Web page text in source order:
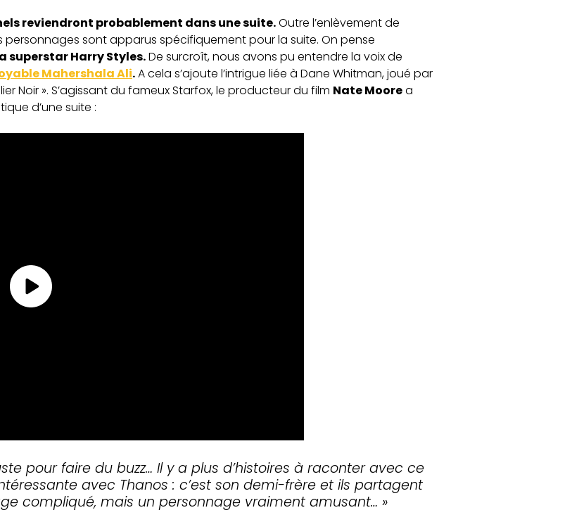
reviendront probablement dans une suite.Outre l’enlèvement de
personnages sont apparus spécifiquement pour la suite. On pense
superstar Harry Styles.De surcroît, nous avons pu entendre la voix de
Mahershala Ali.A cela s’ajoute l’intrigue liée à Dane Whitman, joué par
Noir ». S’agissant du fameux Starfox, le producteur du film Nate Moorea
d’une suite :
pour faire du buzz… Il y a plus d’histoires à raconter avec ce
avec Thanos : c’est son demi-frère et ils partagent
compliqué, mais un personnage vraiment amusant… »